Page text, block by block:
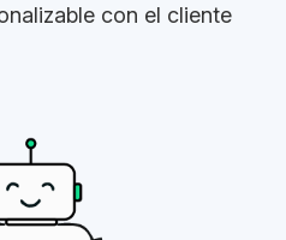
con el cliente